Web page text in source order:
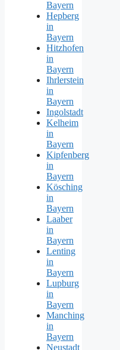
Bayern
Hepberg
in
Bayern
Hitzhofen
in
Bayern
Ihrlerstein
in
Bayern
Ingolstadt
Kelheim
in
Bayern
Kipfenberg
in
Bayern
Kösching
in
Bayern
Laaber
in
Bayern
Lenting
in
Bayern
Lupburg
in
Bayern
Manching
in
Bayern
Neustadt